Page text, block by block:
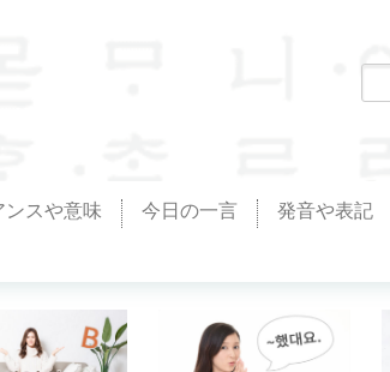
ンスや意味 今日の一言 発音や表記